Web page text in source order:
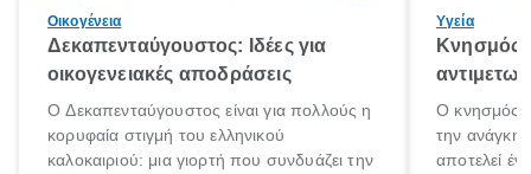
Οικογένεια
Δεκαπενταύγουστος: Ιδέες για
οικογενειακές αποδράσεις
Ο Δεκαπενταύγουστος είναι για πολλούς η
κορυφαία στιγμή του ελληνικού
καλοκαιριού: μια γιορτή που συνδυάζει την
Υγεία
Κνησμός:
Ο κνησμός
την ανάγκη
αποτελεί